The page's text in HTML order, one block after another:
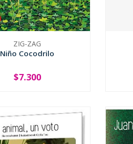
ZIG-ZAG
Niño Cocodrilo
+
$7.300